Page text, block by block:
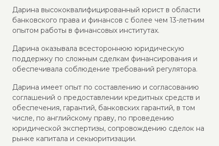
Дарина высококвалифицированный юрист в области
банковского права и финансов с более чем 13-летним
опытом работы в финансовых институтах.
Дарина оказывала всестороннюю юридическую
поддержку по сложным сделкам финансирования и
обеспечивала соблюдение требований регулятора.
Дарина имеет опыт по составлению и согласованию
соглашений о предоставлении кредитных средств и
обеспечения, гарантий, банковских гарантий, в том
числе, по английскому праву, по проведению
юридической экспертизы, сопровождению сделок на
рынке капитала и секьюритизации.